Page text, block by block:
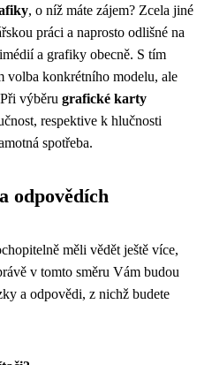
, o níž máte zájem? Zcela jiné
práci a naprosto odlišné na
a grafiky obecně. S tím
volba konkrétního modelu, ale
výběru grafické karty
respektive k hlučnosti
spotřeba.
odpovědích
měli vědět ještě více,
v tomto směru Vám budou
a odpovědi, z nichž budete